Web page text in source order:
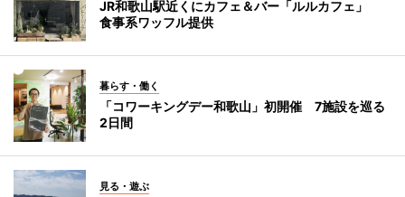
JR和歌山駅近くにカフェ＆バー「ルルカフェ」
食事系ワッフル提供
暮らす・働く
「コワーキングデー和歌山」初開催 7施設を巡る
2日間
見る・遊ぶ